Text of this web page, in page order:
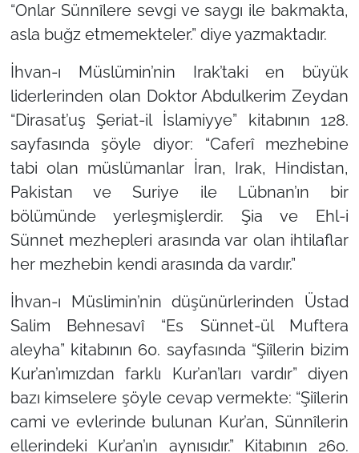
“Onlar Sünnîlere sevgi ve saygı ile bakmakta,
asla buğz etmemekteler.” diye yazmaktadır.
İhvan-ı Müslümin’nin Irak’taki en büyük
liderlerinden olan Doktor Abdulkerim Zeydan
“Dirasat’uş Şeriat-il İslamiyye” kitabının 128.
sayfasında şöyle diyor: “Caferî mezhebine
tabi olan müslümanlar İran, Irak, Hindistan,
Pakistan ve Suriye ile Lübnan’ın bir
bölümünde yerleşmişlerdir. Şia ve Ehl-i
Sünnet mezhepleri arasında var olan ihtilaflar
her mezhebin kendi arasında da vardır.”
İhvan-ı Müslimin’nin düşünürlerinden Üstad
Salim Behnesavî “Es Sünnet-ül Muftera
aleyha” kitabının 60. sayfasında “Şiîlerin bizim
Kur’an’ımızdan farklı Kur’an’ları vardır” diyen
bazı kimselere şöyle cevap vermekte: “Şiîlerin
cami ve evlerinde bulunan Kur’an, Sünnîlerin
ellerindeki Kur’an’ın aynısıdır.” Kitabının 260.